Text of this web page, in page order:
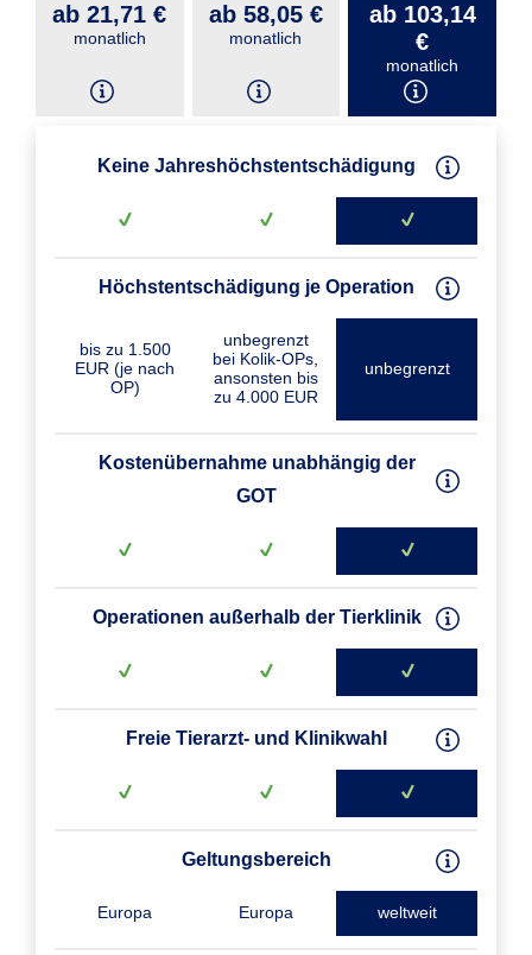
ab 21,71 €
monatlich
ab 58,05 €
monatlich
ab 103,14
€
monatlich
Keine Jahreshöchstentschädigung
Höchstentschädigung je Operation
bis zu 1.500
EUR (je nach
OP)
unbegrenzt
bei Kolik-OPs,
ansonsten bis
zu 4.000 EUR
unbegrenzt
Kostenübernahme unabhängig der
GOT
Operationen außerhalb der Tierklinik
Freie Tierarzt- und Klinikwahl
Geltungsbereich
Europa Europa weltweit